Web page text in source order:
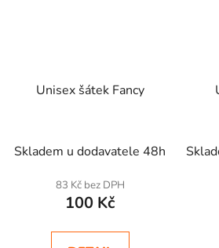
Unisex šátek Fancy
Skladem u dodavatele 48h
83 Kč bez DPH
100 Kč